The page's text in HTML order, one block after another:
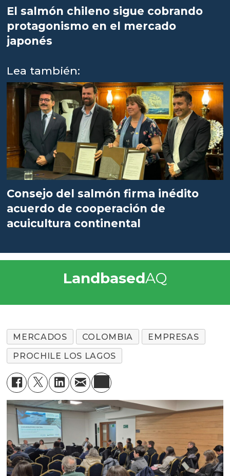
El salmón chileno sigue cobrando
protagonismo en el mercado
japonés
Lea también:
Consejo del salmón firma inédito
acuerdo de cooperación de
acuicultura continental
LandbasedAQ
MERCADOS COLOMBIA
EMPRESAS
PROCHILE LOS LAGOS